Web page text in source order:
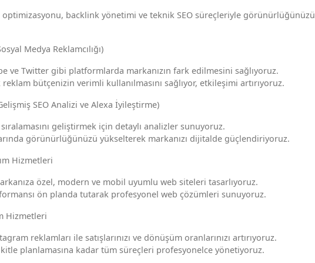
backlink yönetimi ve teknik SEO süreçleriyle görünürlüğünüzü
Medya Reklamcılığı)
ve Twitter gibi platformlarda markanızın fark edilmesini sağlıyoruz.
bütçenizin verimli kullanılmasını sağlıyor, etkileşimi artırıyoruz.
SEO Analizi ve Alexa İyileştirme)
geliştirmek için detaylı analizler sunuyoruz.
görünürlüğünüzü yükselterek markanızı dijitalde güçlendiriyoruz.
Hizmetleri
özel, modern ve mobil uyumlu web siteleri tasarlıyoruz.
ön planda tutarak profesyonel web çözümleri sunuyoruz.
Hizmetleri
reklamları ile satışlarınızı ve dönüşüm oranlarınızı artırıyoruz.
planlamasına kadar tüm süreçleri profesyonelce yönetiyoruz.